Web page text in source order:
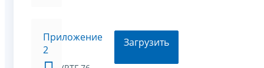
Приложение
2
Загрузить